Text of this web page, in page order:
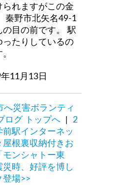
れますがこの金
秦野市北矢名49-1
目の前です。
駅
ったりしているの
11月13日
へ災害ボランティ
ログ トップへ
2
駅インターネッ
屋根裏収納付きお
ンシャトー東
時、好評を博し
登場>>